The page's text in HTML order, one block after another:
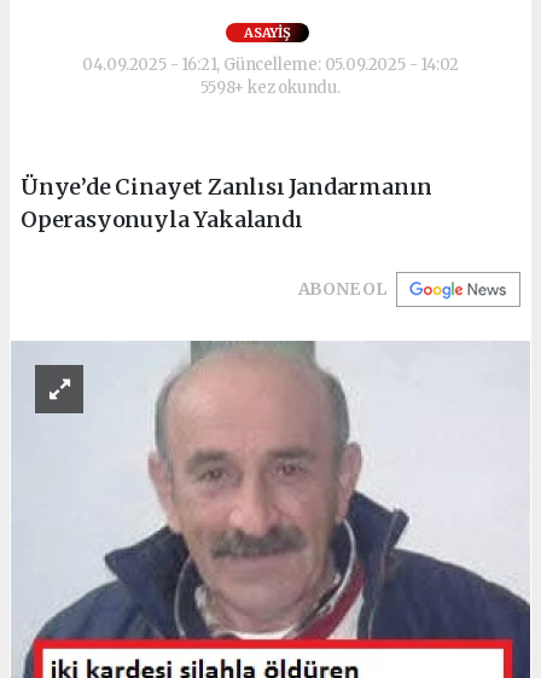
ASAYIŞ
04.09.2025 - 16:21, Güncelleme: 05.09.2025 - 14:02
5598+ kez okundu.
Ünye’de Cinayet Zanlısı Jandarmanın
Operasyonuyla Yakalandı
ABONE OL